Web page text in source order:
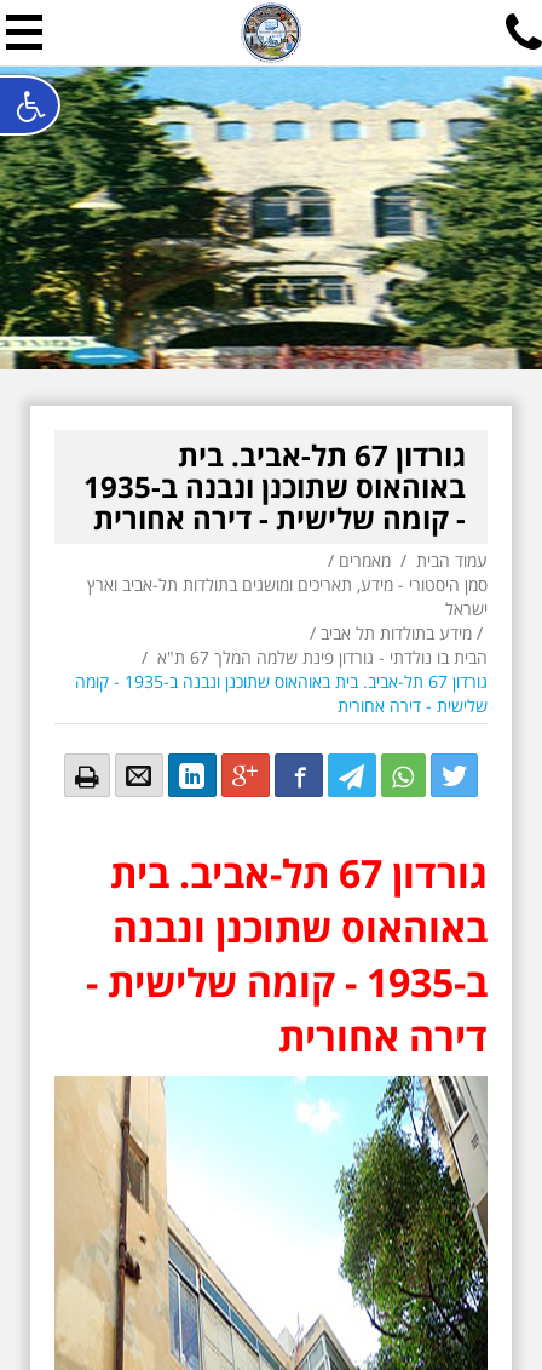
תל אביב שלי
תיור ישראלי בעריכת אילן
האתר המרכזי להיסטוריה של תל אביב ותולדות ארץ ישראל -
חייגו עכשיו:052-7747748
שלחו פנייה:ilan@mytelaviv.co.il
English עברית צור קשר
גורדון 67 תל-אביב. בית
באוהאוס שתוכנן ונבנה ב-1935
- קומה שלישית - דירה אחורית
עמוד הבית / מאמרים /
סמן היסטורי - מידע, תאריכים ומושגים בתולדות תל-אביב וארץ
ישראל
/ מידע בתולדות תל אביב /
הבית בו נולדתי - גורדון פינת שלמה המלך 67 ת"א
/
גורדון 67 תל-אביב. בית באוהאוס שתוכנן ונבנה ב-1935 - קומה
שלישית - דירה אחורית
Twitter
Twitter
Twitter
Facebook
Google+
LinkedIn
Email
Email
גורדון 67 תל-אביב.
בית
באוהאוס שתוכנן ונבנה
ב-1935 - קומה שלישית -
דירה אחורית